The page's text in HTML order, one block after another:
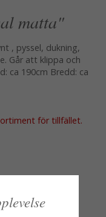
matta"
, pyssel, dukning,
Går att klippa och
ca 190cm Bredd: ca
för tillfället.